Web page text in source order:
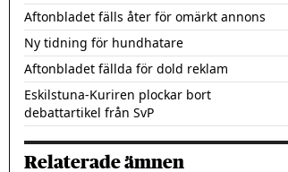
Aftonbladet fälls åter för omärkt annons
Ny tidning för hundhatare
Aftonbladet fällda för dold reklam
Eskilstuna-Kuriren plockar bort
debattartikel från SvP
Relaterade ämnen